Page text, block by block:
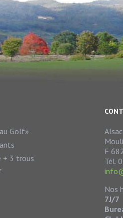
Golf»
+ 3 trous
F
Tél.
Nos
7J/7